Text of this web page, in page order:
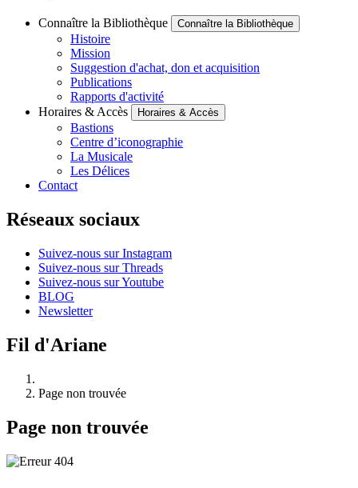
Connaître la Bibliothèque Connaître la Bibliothèque
Histoire
Mission
Suggestion d'achat, don et acquisition
Publications
Rapports d'activité
Horaires & Accès
Horaires & Accès
Bastions
Centre d’iconographie
La Musicale
Les Délices
Contact
Réseaux sociaux
Suivez-nous sur Instagram
Suivez-nous sur Threads
Suivez-nous sur Youtube
BLOG
Newsletter
Fil d'Ariane
Page non trouvée
Page non trouvée